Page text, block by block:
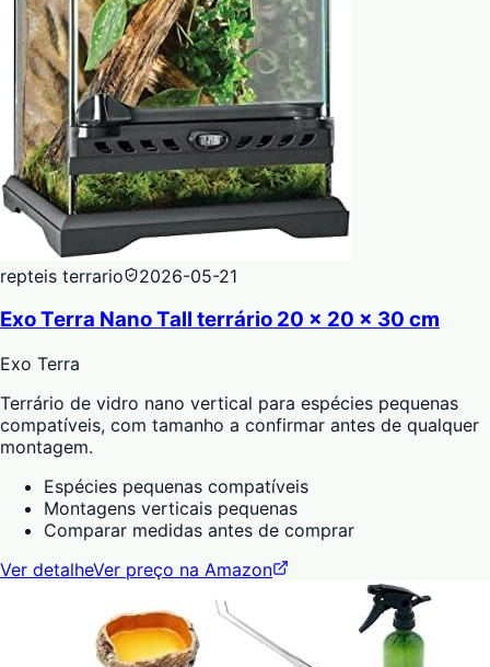
repteis terrario 2026-05-21
Exo Terra Nano Tall terrário 20 x 20 x 30 cm
Exo Terra
Terrário de vidro nano vertical para espécies pequenas
compatíveis, com tamanho a confirmar antes de qualquer
montagem.
Espécies pequenas compatíveis
Montagens verticais pequenas
Comparar medidas antes de comprar
Ver detalheVer preço na Amazon